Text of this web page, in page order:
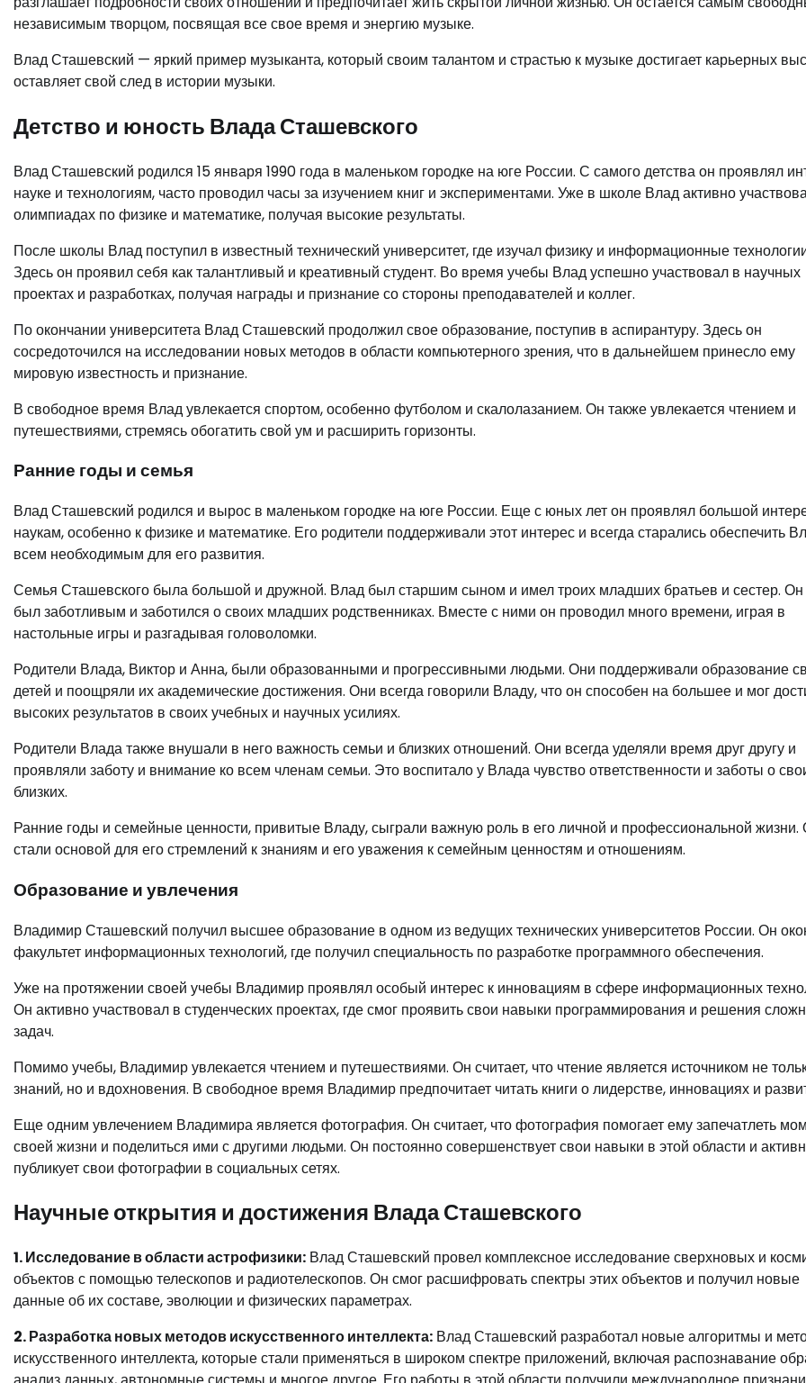
независимым творцом, посвящая все свое время и энергию музыке.
Влад Сташевский — яркий пример музыканта, который своим талантом и страстью к музыке достигает карьерных
оставляет свой след в истории музыки.
Детство и юность Влада Сташевского
Влад Сташевский родился 15 января 1990 года в маленьком городке на юге России. С самого детства он проявлял
науке и технологиям, часто проводил часы за изучением книг и экспериментами. Уже в школе Влад активно
олимпиадах по физике и математике, получая высокие результаты.
После школы Влад поступил в известный технический университет, где изучал физику и информационные
Здесь он проявил себя как талантливый и креативный студент. Во время учебы Влад успешно участвовал в научных
проектах и разработках, получая награды и признание со стороны преподавателей и коллег.
По окончании университета Влад Сташевский продолжил свое образование, поступив в аспирантуру. Здесь он
сосредоточился на исследовании новых методов в области компьютерного зрения, что в дальнейшем принесло ему
мировую известность и признание.
В свободное время Влад увлекается спортом, особенно футболом и скалолазанием. Он также увлекается чтением и
путешествиями, стремясь обогатить свой ум и расширить горизонты.
Ранние годы и семья
Влад Сташевский родился и вырос в маленьком городке на юге России. Еще с юных лет он проявлял большой
наукам, особенно к физике и математике. Его родители поддерживали этот интерес и всегда старались обеспечить
всем необходимым для его развития.
Семья Сташевского была большой и дружной. Влад был старшим сыном и имел троих младших братьев и сестер. Он
был заботливым и заботился о своих младших родственниках. Вместе с ними он проводил много времени, играя в
настольные игры и разгадывая головоломки.
Родители Влада, Виктор и Анна, были образованными и прогрессивными людьми. Они поддерживали образование
детей и поощряли их академические достижения. Они всегда говорили Владу, что он способен на большее и мог
высоких результатов в своих учебных и научных усилиях.
Родители Влада также внушали в него важность семьи и близких отношений. Они всегда уделяли время друг другу и
проявляли заботу и внимание ко всем членам семьи. Это воспитало у Влада чувство ответственности и заботы о
близких.
Ранние годы и семейные ценности, привитые Владу, сыграли важную роль в его личной и профессиональной жизни.
стали основой для его стремлений к знаниям и его уважения к семейным ценностям и отношениям.
Образование и увлечения
Владимир Сташевский получил высшее образование в одном из ведущих технических университетов России. Он
факультет информационных технологий, где получил специальность по разработке программного обеспечения.
Уже на протяжении своей учебы Владимир проявлял особый интерес к инновациям в сфере информационных
Он активно участвовал в студенческих проектах, где смог проявить свои навыки программирования и решения
задач.
Помимо учебы, Владимир увлекается чтением и путешествиями. Он считает, что чтение является источником не
знаний, но и вдохновения. В свободное время Владимир предпочитает читать книги о лидерстве, инновациях и
Еще одним увлечением Владимира является фотография. Он считает, что фотография помогает ему запечатлеть
своей жизни и поделиться ими с другими людьми. Он постоянно совершенствует свои навыки в этой области и
публикует свои фотографии в социальных сетях.
Научные открытия и достижения Влада Сташевского
1. Исследование в области астрофизики: Влад Сташевский провел комплексное исследование сверхновых и
объектов с помощью телескопов и радиотелескопов. Он смог расшифровать спектры этих объектов и получил новые
данные об их составе, эволюции и физических параметрах.
2. Разработка новых методов искусственного интеллекта: Влад Сташевский разработал новые алгоритмы и
искусственного интеллекта, которые стали применяться в широком спектре приложений, включая распознавание